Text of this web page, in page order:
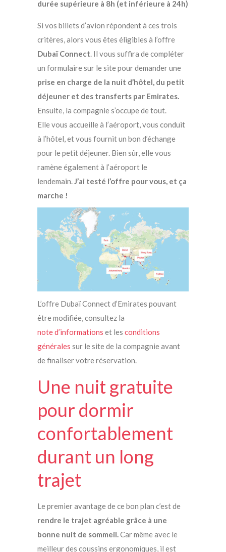
durée supérieure à 8h (et inférieure à 24h)
Si vos billets d’avion répondent à ces trois
critères, alors vous êtes éligibles à l’offre
Dubaï Connect. Il vous suffira de compléter
un formulaire sur le site pour demander une
prise en charge de la nuit d’hôtel, du petit
déjeuner et des transferts par Emirates.
Ensuite, la compagnie s’occupe de tout.
Elle vous accueille à l’aéroport, vous conduit
à l’hôtel, et vous fournit un bon d’échange
pour le petit déjeuner. Bien sûr, elle vous
ramène également à l’aéroport le
lendemain.J’ai testé l’offre pour vous, et ça
marche !
L’offre Dubaï Connect d’Emirates pouvant
être modifiée, consultez la
note d’informations et les conditions
générales sur le site de la compagnie avant
de finaliser votre réservation.
Une nuit gratuite
pour dormir
confortablement
durant un long
trajet
Le premier avantage de ce bon plan c’est de
rendre le trajet agréable grâce à une
bonne nuit de sommeil.Car même avec le
meilleur des coussins ergonomiques, il est